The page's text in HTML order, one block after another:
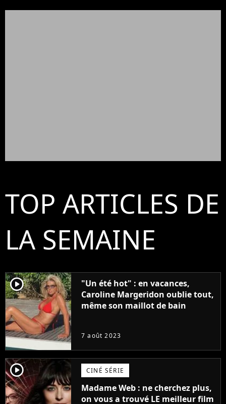
TOP ARTICLES DE
LA SEMAINE
player2
"Un été hot" : en vacances,
Caroline Margeridon oublie tout,
même son maillot de bain
7 août 2023
player2 CINÉ SÉRIE
Madame Web : ne cherchez plus,
on vous a trouvé LE meilleur film